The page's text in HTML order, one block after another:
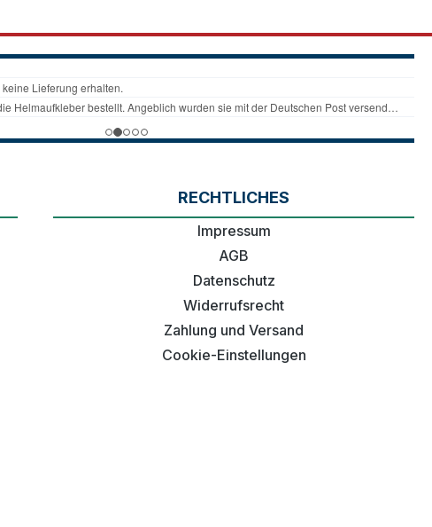
RECHTLICHES
Impressum
AGB
Datenschutz
Widerrufsrecht
Zahlung und Versand
Cookie-Einstellungen